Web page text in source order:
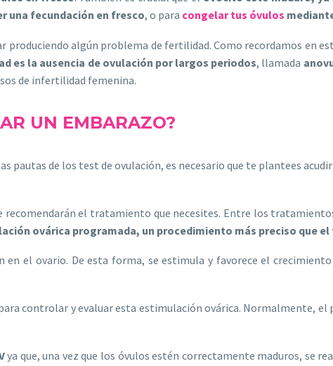
una fecundación en fresco, o para congelar tus óvulos
algún problema de fertilidad. Como recordamos en
es la ausencia de ovulación por largos periodos, llamada
de infertilidad femenina.
UN EMBARAZO?
de los test de ovulación, es necesario que te plantees acudir
el tratamiento que necesites. Entre los
ovárica programada, un procedimiento más preciso que
el ovario. De esta forma, se estimula y favorece el crecimiento
controlar y evaluar esta estimulación ovárica. Normalmente, el
ya que, una vez que los óvulos estén correctamente maduros, se